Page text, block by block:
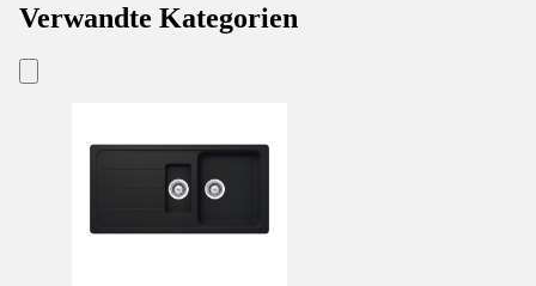
Verwandte Kategorien